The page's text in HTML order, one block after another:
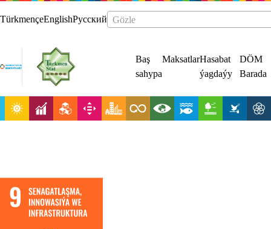
TürkmençeEnglishРусский Gözle
Baş
sahypa
MaksatlarHasabat
ýagdaýy
DÖM
Barada